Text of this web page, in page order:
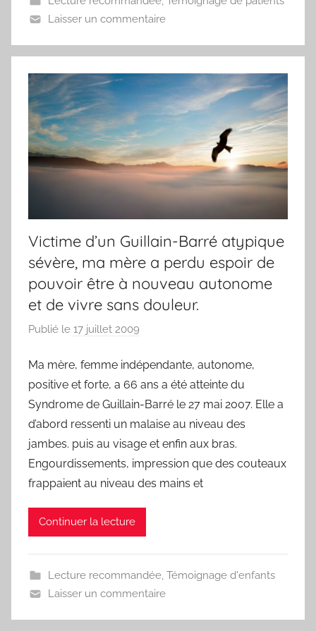
Laisser un commentaire
Victime d’un Guillain-Barré atypique
sévère, ma mère a perdu espoir de
pouvoir être à nouveau autonome
et de vivre sans douleur.
Publié le 17 juillet 2009
r
F
r
e
d
Ma mère, femme indépendante, autonome,
positive et forte, a 66 ans a été atteinte du
Syndrome de Guillain-Barré le 27 mai 2007. Elle a
d’abord ressenti un malaise au niveau des
jambes. puis au visage et enfin aux bras.
Engourdissements, impression que des couteaux
frappaient au niveau des mains et
Continuer la lecture
Lecture recommandée, Témoignage d'enfants
Laisser un commentaire